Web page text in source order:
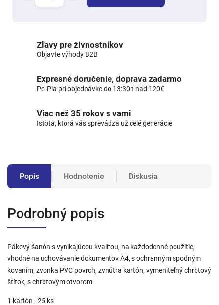
Zľavy pre živnostníkov
Objavte výhody B2B
Expresné doručenie, doprava zadarmo
Po-Pia pri objednávke do 13:30h nad 120€
Viac než 35 rokov s vami
Istota, ktorá vás sprevádza už celé generácie
Popis Hodnotenie Diskusia
Podrobný popis
Pákový šanón s vynikajúcou kvalitou, na každodenné použitie,
vhodné na uchovávanie dokumentov A4, s ochranným spodným
kovaním, zvonka PVC povrch, zvnútra kartón, vymeniteľný chrbtový
štítok, s chrbtovým otvorom
1 kartón - 25 ks